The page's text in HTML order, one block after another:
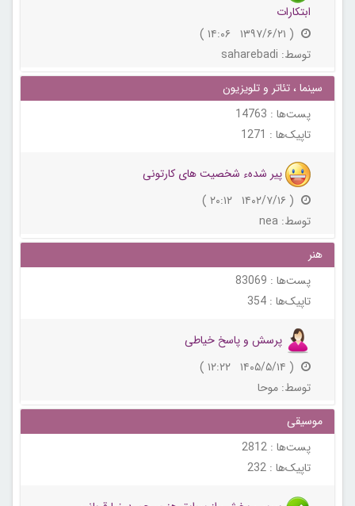
ابتکارات
( ۱۳۹۷/۶/۲۱ ۱۴:۰۶ )
توسط: saharebadi
سینما ، تئاتر و تلویزیون
پست‌ها : 14763
تاپیک‌ها : 1271
پیر شدهء شخصیت های کارتونی
( ۱۴۰۲/۷/۱۶ ۲۰:۱۲ )
توسط: nea
هنر
پست‌ها : 83069
تاپیک‌ها : 354
پرسش و پاسخ خیاطی
( ۱۴۰۵/۵/۱۴ ۱۲:۲۲ )
توسط: موحا
موسیقی
پست‌ها : 2812
تاپیک‌ها : 232